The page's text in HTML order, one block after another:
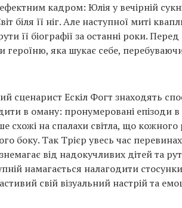
кадром: Юлія у вечірній сукні
біля її ніг. Але наступної миті
її біографії за останні роки.
героїню, яка шукає себе,
сценарист Ескіл Фогт знаходять
в оману: пронумеровані епізоди
схожі на спалахи світла, що кожного
боку. Так Трієр увесь час
від надокучливих дітей та
намагається налагодити
свій візуальний настрій та